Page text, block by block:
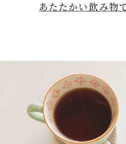
あたたかい飲み物